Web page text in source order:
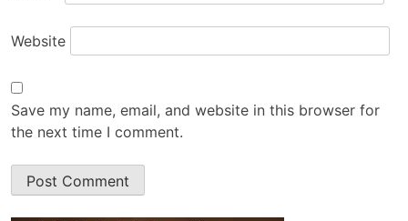
Website
Save my name, email, and website in this browser for
the next time I comment.